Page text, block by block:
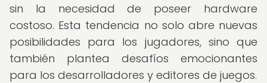
sin la necesidad de poseer hardware
costoso. Esta tendencia no solo abre nuevas
posibilidades para los jugadores, sino que
también plantea desafíos emocionantes
para los desarrolladores y editores de juegos.